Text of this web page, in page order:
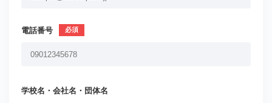
電話番号
学校名・会社名・団体名